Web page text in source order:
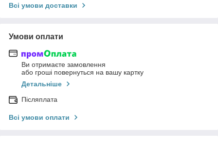
Всі умови доставки
Умови оплати
Ви отримаєте замовлення
або гроші повернуться на вашу картку
Детальніше
Післяплата
Всі умови оплати